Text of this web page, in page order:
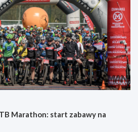
Marathon: start zabawy na